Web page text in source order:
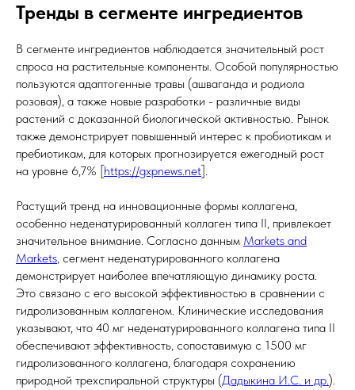
Тренды в сегменте ингредиентов
В сегменте ингредиентов наблюдается значительный рост
спроса на растительные компоненты. Особой популярностью
пользуются адаптогенные травы (ашваганда и родиола
розовая), а также новые разработки - различные виды
растений с доказанной биологической активностью. Рынок
также демонстрирует повышенный интерес к пробиотикам и
пребиотикам, для которых прогнозируется ежегодный рост
на уровне 6,7% [https://gxpnews.net].
Растущий тренд на инновационные формы коллагена,
особенно неденатурированный коллаген типа II, привлекает
значительное внимание. Согласно данным Markets and
Markets, сегмент неденатурированного коллагена
демонстрирует наиболее впечатляющую динамику роста.
Это связано с его высокой эффективностью в сравнении с
гидролизованным коллагеном. Клинические исследования
указывают, что 40 мг неденатурированного коллагена типа II
обеспечивают эффективность, сопоставимую с 1500 мг
гидролизованного коллагена, благодаря сохранению
природной трехспиральной структуры (Дадыкина И.С. и др.).